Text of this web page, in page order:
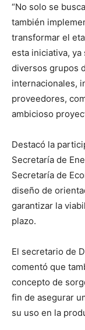
“No solo se
también
transformar el
esta iniciativa,
diversos grupos
internacionales,
proveedores,
ambicioso
Destacó la
Secretaría de
Secretaría de
diseño de
garantizar la
plazo.
El secretario de
comentó que
concepto de
fin de asegurar
su uso en la